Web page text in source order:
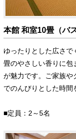
本館 和室10畳（バ
ゆったりとした広さで
畳のやさしい香りに包
が魅力です。ご家族や
でのんびりとした時間
■定員：2～5名